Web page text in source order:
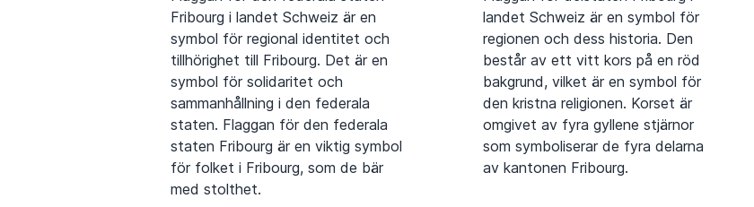
Fribourg i landet Schweiz är en
symbol för regional identitet och
tillhörighet till Fribourg. Det är en
symbol för solidaritet och
sammanhållning i den federala
staten. Flaggan för den federala
staten Fribourg är en viktig symbol
för folket i Fribourg, som de bär
med stolthet.
landet Schweiz är en symbol för
regionen och dess historia. Den
består av ett vitt kors på en röd
bakgrund, vilket är en symbol för
den kristna religionen. Korset är
omgivet av fyra gyllene stjärnor
som symboliserar de fyra delarna
av kantonen Fribourg.